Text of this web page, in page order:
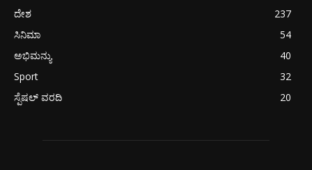
ದೇಶ
237
ಸಿನಿಮಾ
54
ಅಭಿಮನ್ಯು
40
Sport
32
ಸ್ಪೆಷಲ್ ವರದಿ
20